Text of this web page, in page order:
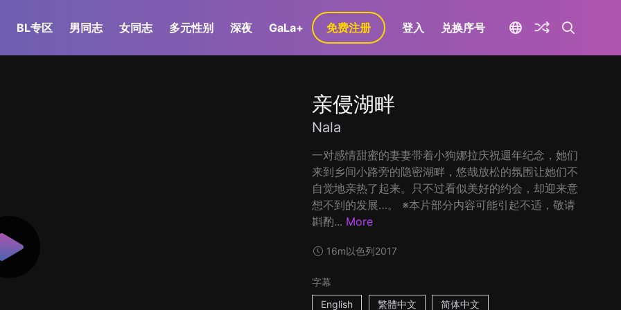
BL专区 男同志 女同志 多元性别 深夜 GaLa+ 免费注册 登入 兑换序号
亲侵湖畔
Nala
一对感情甜蜜的妻妻带着小狗娜拉庆祝週年纪念，她们
来到乡间小路旁的隐密湖畔，悠哉放松的氛围让她们不
自觉地亲热了起来。只不过看似美好的约会，却迎来意
想不到的发展…。 ※本片部分内容可能引起不适，敬请
斟酌... More
16m以色列2017
字幕
English
繁體中文 简体中文